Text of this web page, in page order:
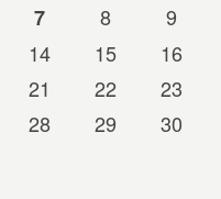
7 8
9
14 15
16
21 22
23
28 29
30